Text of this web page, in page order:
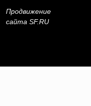
Продвижение
сайта SF.RU